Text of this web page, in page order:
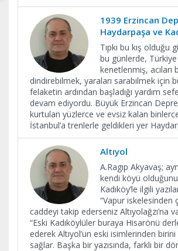
1939 Erzincan
Haydarpaşa ve
Tıpkı bu kış olduğu
bu günlerde,
kenetlenmiş, acıları
dindirebilmek, yaraları sarabilmek için
felaketin ardından başladığı yardım
devam ediyordu. Büyük Erzincan
kurtulan yüzlerce ve evsiz kalan
İstanbul’a trenlerle geldikleri yer
Altıyol
A.Ragıp Akyavaş;
kendi köyü
Kadıköy’le ilgili
“Vapur iskelesinden
caddeyi takip ederseniz Altıyolağzı’na
“Eski Kadıköylüler buraya Hisarönü
ederek Altıyol’un eski isimlerinden
sağlar. Başka bir yazısında, farklı bir